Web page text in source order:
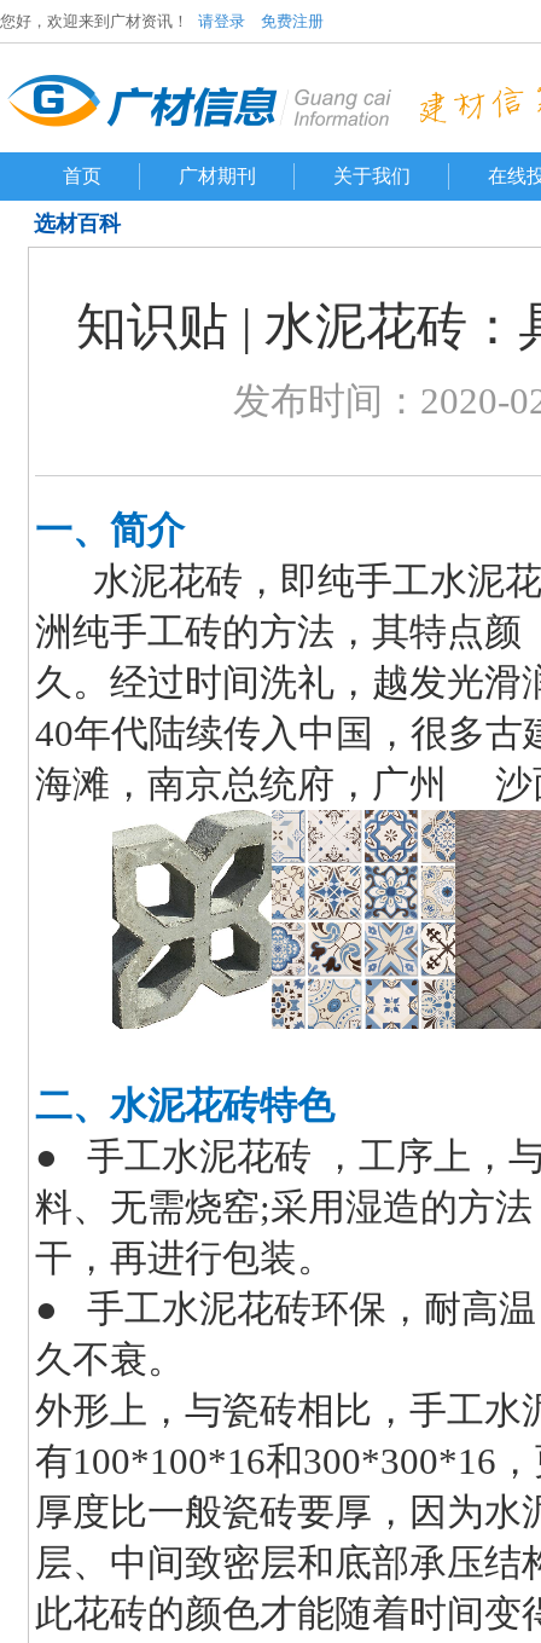
您好，欢迎来到广材资讯！ 请登录 免费注册
首页 广材期刊 关于我们 在线
选材百科
知识贴 | 水泥花砖
发布时间：2020-
一、简介
水泥花砖，即纯手工水泥花
洲纯手工砖的方法，其特点
久。经过时间洗礼，越发光滑
40年代陆续传入中国，很多
海滩，南京总统府，广州 沙
二、水泥花砖特色
● 手工水泥花砖 ，工序上，
料、无需烧窑;采用湿造的方
干，再进行包装。
● 手工水泥花砖环保，耐高
久不衰。
外形上，与瓷砖相比，手工水
有100*100*16和300*300*16
厚度比一般瓷砖要厚，因为
层、中间致密层和底部承压
此花砖的颜色才能随着时间变